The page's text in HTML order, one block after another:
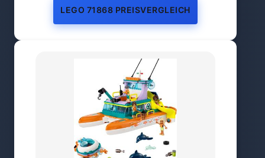
LEGO 71868 PREISVERGLEICH